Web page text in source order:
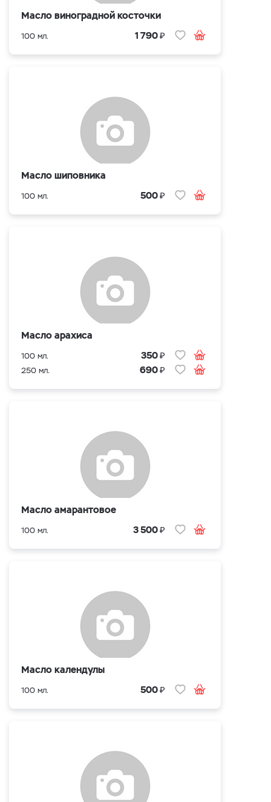
Масло виноградной косточки
100 мл. 1 790₽
Масло шиповника
100 мл. 500₽
Масло арахиса
100 мл. 350₽
250 мл. 690₽
Масло амарантовое
100 мл. 3 500₽
Масло календулы
100 мл. 500₽